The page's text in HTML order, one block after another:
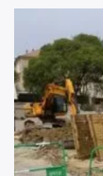
Vie au village
Services
Elections
CCAS
Contact